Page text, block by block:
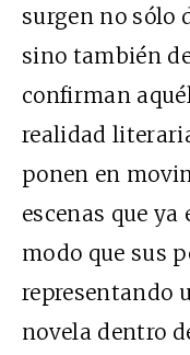
surgen no sólo
sino también
confirman
realidad
ponen en
escenas que
modo que sus
representando
novela dentro